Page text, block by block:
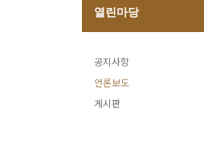
열린마당
공지사항
언론보도
게시판